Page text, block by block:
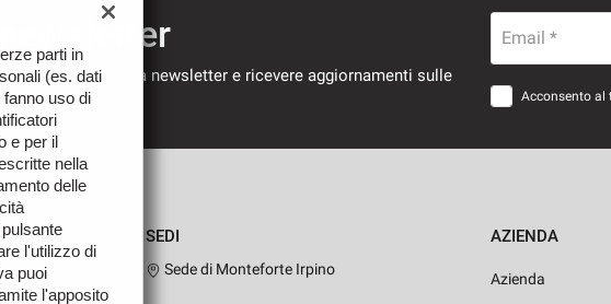
per iscriverti alla newsletter e ricevere aggiornamenti sulle
Email *
Acconsento al
SEDI
Sede di Monteforte Irpino
AZIENDA
Azienda
parti in
(es. dati
uso di
e per il
nella
delle
l'utilizzo di
puoi
l'apposito